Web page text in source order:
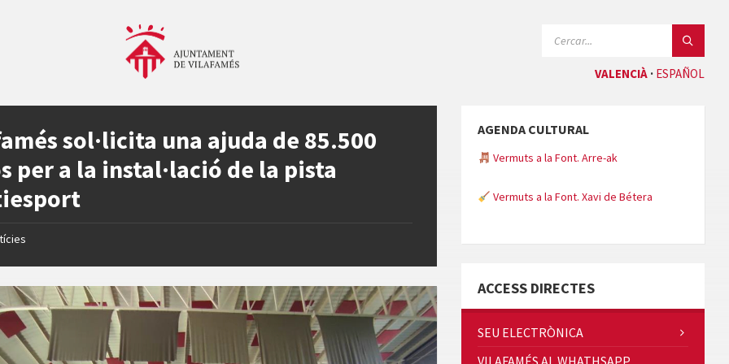
VALENCIÀ ESPAÑOL
sol·licita una ajuda de 85.500
per a la instal·lació de la pista
AGENDA CULTURAL
Vermuts a la Font. Arre-ak
Vermuts a la Font. Xavi de Bétera
ACCESS DIRECTES
SEU ELECTRÒNICA